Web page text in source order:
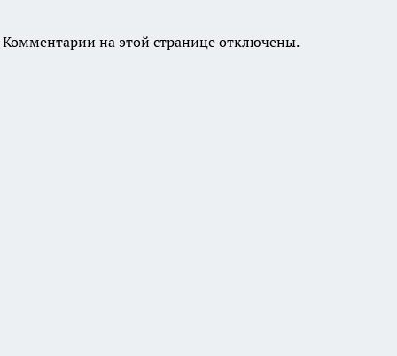
Комментарии на этой странице отключены.